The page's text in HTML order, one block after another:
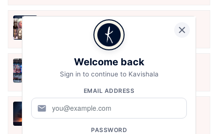
10 Greatest Hindi Poets Of India
तू भी है राणा का वंशज फेंक जहां तक भाला जाए:
वाहिद अली वाहिद
हिज्र पे ये रात भी
Welcome back
Sign in to continue to Kavishala
EMAIL ADDRESS
mail
PASSWORD